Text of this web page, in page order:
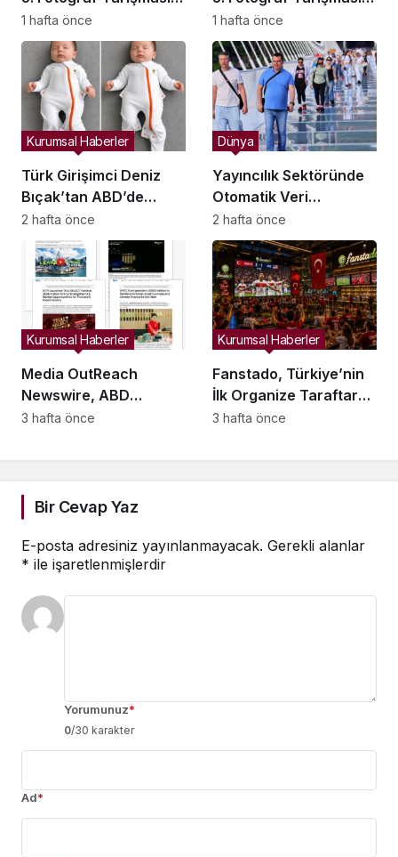
Ödülleri Demokrasi ve
Özgürlükler Adası’nda
Sahiplerini Buldu
1 hafta önce
Ödülleri Demokrasi ve
Özgürlükler Adası’nda
Sahiplerini Buldu
1 hafta önce
Türk Girişimci Deniz
Bıçak’tan ABD’de
Bebek Güvenli
Uykusuna Yenilikçi
Dokunuş
Kurumsal Haberler
2 hafta önce
Yayıncılık Sektöründe
Otomatik Veri
Entegrasyonu
Süreçleri Başlatıldı
Dünya
2 hafta önce
Media OutReach
Newswire, ABD
Dağıtım Ağını ve Yapay
Kurumsal Haberler
3 hafta önce
Fanstado, Türkiye’nin
İlk Organize Taraftar
Tribün Ağını Kuruyor:
Kurumsal Haberler
3 hafta önce
Bir Cevap Yaz
E-posta adresiniz yayınlanmayacak. Gerekli alanlar
* ile işaretlenmişlerdir
Yorumunuz*
0/30 karakter
Ad*